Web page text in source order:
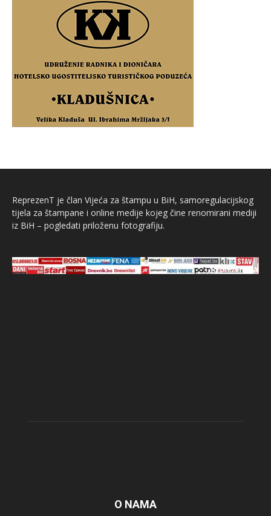
ReprezenT je član Vijeća za štampu u BiH, samoregulacijskog
tijela za štampane i online medije kojeg čine renomirani mediji
iz BiH – pogledati priloženu fotografiju.
O NAMA